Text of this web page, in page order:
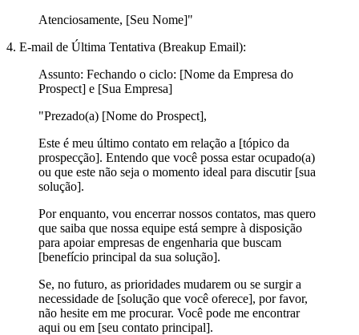
Atenciosamente, [Seu Nome]"
4. E-mail de Última Tentativa (Breakup Email):
Assunto: Fechando o ciclo: [Nome da Empresa do
Prospect] e [Sua Empresa]
"Prezado(a) [Nome do Prospect],
Este é meu último contato em relação a [tópico da
prospecção]. Entendo que você possa estar ocupado(a)
ou que este não seja o momento ideal para discutir [sua
solução].
Por enquanto, vou encerrar nossos contatos, mas quero
que saiba que nossa equipe está sempre à disposição
para apoiar empresas de engenharia que buscam
[benefício principal da sua solução].
Se, no futuro, as prioridades mudarem ou se surgir a
necessidade de [solução que você oferece], por favor,
não hesite em me procurar. Você pode me encontrar
aqui ou em [seu contato principal].